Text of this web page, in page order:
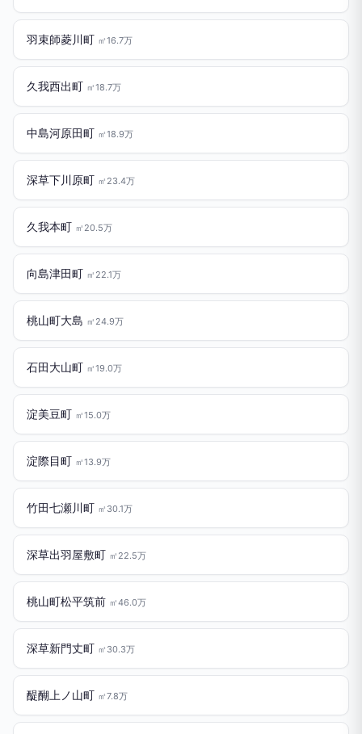
羽束師菱川町 ㎡16.7万
久我西出町 ㎡18.7万
中島河原田町 ㎡18.9万
深草下川原町 ㎡23.4万
久我本町 ㎡20.5万
向島津田町 ㎡22.1万
桃山町大島 ㎡24.9万
石田大山町 ㎡19.0万
淀美豆町 ㎡15.0万
淀際目町 ㎡13.9万
竹田七瀬川町 ㎡30.1万
深草出羽屋敷町 ㎡22.5万
桃山町松平筑前 ㎡46.0万
深草新門丈町 ㎡30.3万
醍醐上ノ山町 ㎡7.8万